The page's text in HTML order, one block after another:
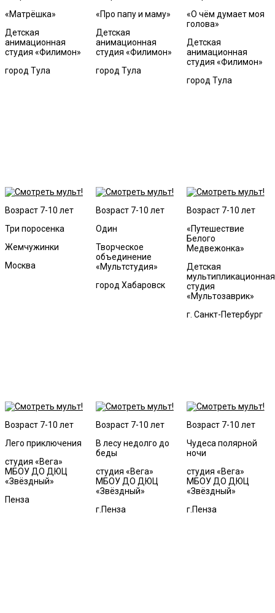
«Матрёшка»
Детская
анимационная
студия «Филимон»
город Тула
«Про папу и маму»
Детская
анимационная
студия «Филимон»
город Тула
«О чём думает моя
голова»
Детская
анимационная
студия «Филимон»
город Тула
Возраст 7-10 лет
Три поросенка
Жемчужинки
Москва
Возраст 7-10 лет
Один
Творческое
объединение
«Мультстудия»
город Хабаровск
Возраст 7-10 лет
«Путешествие
Белого
Медвежонка»
Детская
мультипликационная
студия
«Мультозаврик»
г. Санкт-Петербург
Возраст 7-10 лет
Лего приключения
студия «Вега»
МБОУ ДО ДЮЦ
«Звёздный»
Пенза
Возраст 7-10 лет
В лесу недолго до
беды
студия «Вега»
МБОУ ДО ДЮЦ
«Звёздный»
г.Пенза
Возраст 7-10 лет
Чудеса полярной
ночи
студия «Вега»
МБОУ ДО ДЮЦ
«Звёздный»
г.Пенза